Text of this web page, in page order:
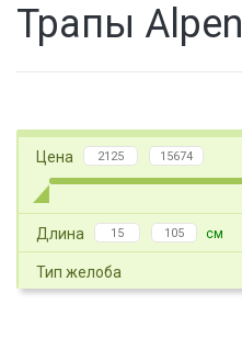
Трапы Alpen
Цена
Длина см
Тип желоба